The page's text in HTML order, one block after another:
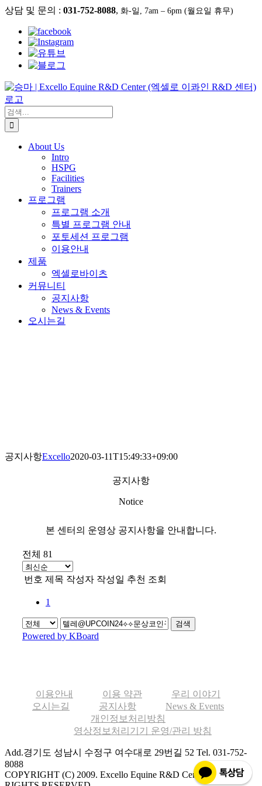
콘
뛰
기
상담 및 문의 : 031-752-8088, 화-일, 7am – 6pm (월요일 휴무)
검
색:
About Us
Intro
HSPG
Facilities
Trainers
프로그램
프로그램 소개
특별 프로그램 안내
포토세션 프로그램
이용안내
제품
엑셀로바이츠
커뮤니티
공지사항
News & Events
오시는길
공지사항Excello2020-03-11T15:49:33+09:00
공지사항
Notice
본 센터의 운영상 공지사항을 안내합니다.
전체 81
번호 제목 작성자 작성일 추천 조회
1
검색
Powered by KBoard
이용안내 이용 약관
우리 이야기
오시는길
공지사항
News & Events
개인정보처리방침
영상정보처리기기 운영/관리 방침
Add.경기도 성남시 수정구 여수대로 29번길 52 Tel. 031-752-
8088
COPYRIGHT (C) 2009. Excello Equine R&D Center ALL